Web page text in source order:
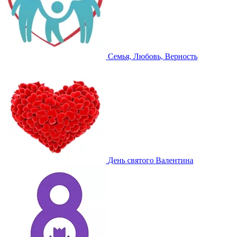
Семья, Любовь, Верность
День святого Валентина